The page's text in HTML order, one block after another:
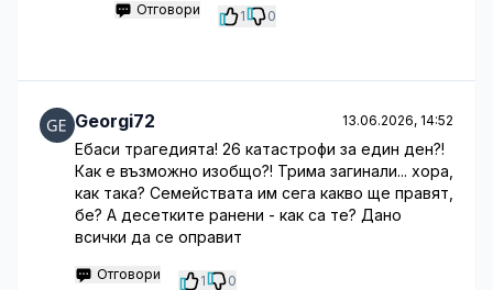
Отговори 1 0
Georgi72 13.06.2026, 14:52
Ебаси трагедията! 26 катастрофи за един ден?!
Как е възможно изобщо?! Трима загинали... хора,
как така? Семействата им сега какво ще правят,
бе? А десетките ранени - как са те? Дано
всички да се оправит
Отговори 1 0